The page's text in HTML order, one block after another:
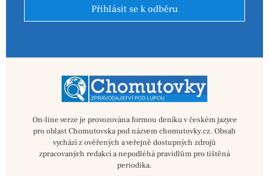
Přihlásit se k odběru
On-line verze je provozována formou deníku v českém jazyce
pro oblast Chomutovska pod názvem chomutovky.cz. Obsah
vychází z ověřených a veřejně dostupných zdrojů
zpracovaných redakcí a nepodléhá pravidlům pro tištěná
periodika.